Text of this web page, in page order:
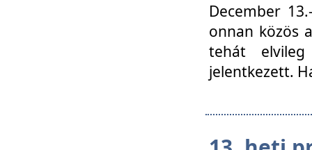
December
onnan közös
tehát
jelentkezett.